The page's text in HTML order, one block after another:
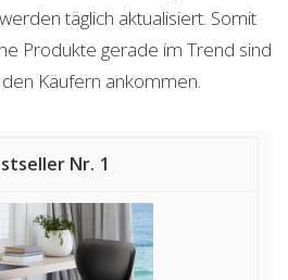
täglich aktualisiert. Somit
Produkte gerade im Trend sind
Käufern ankommen.
1